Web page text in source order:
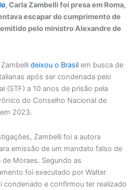
, Carla Zambelli foi presa em Roma,
escapar do cumprimento de
pelo ministro Alexandre de
deixou o Brasil em busca de
após ser condenada pelo
(STF) a 10 anos de prisão pela
do Conselho Nacional de
2023.
Zambelli foi a autora
emissão de um mandato falso de
Moraes. Segundo as
foi executado por Walter
condenado e confirmou ter realizado